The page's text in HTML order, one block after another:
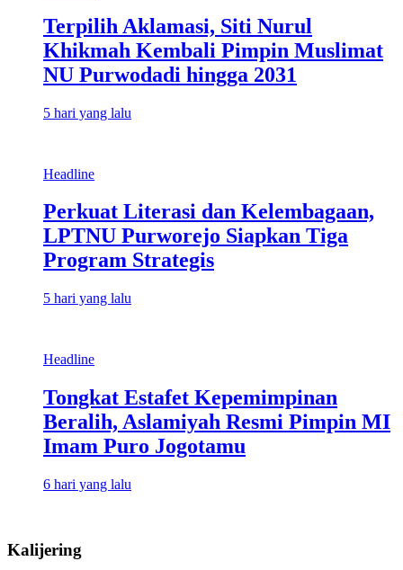
Terpilih Aklamasi, Siti Nurul
Khikmah Kembali Pimpin Muslimat
NU Purwodadi hingga 2031
5 hari yang lalu
Headline
Perkuat Literasi dan Kelembagaan,
LPTNU Purworejo Siapkan Tiga
Program Strategis
5 hari yang lalu
Headline
Tongkat Estafet Kepemimpinan
Beralih, Aslamiyah Resmi Pimpin MI
Imam Puro Jogotamu
6 hari yang lalu
Kalijering